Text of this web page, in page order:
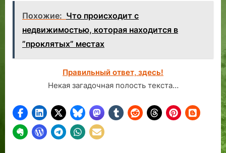
Похожие: Что происходит с
недвижимостью, которая находится в
”проклятых” местах
Правильный ответ, здесь!
Некая загадочная полость текста…